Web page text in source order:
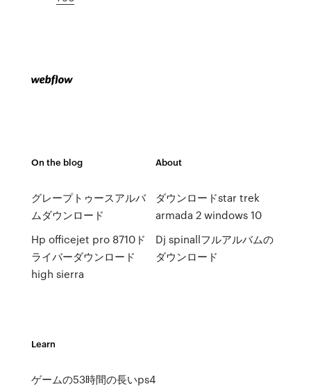
On the blog
グレープトゥースアルバ
ムダウンロード
Hp officejet pro 8710ド
ライバーダウンロード
high sierra
About
ダウンロードstar trek
armada 2 windows 10
Dj spinallフルアルバムの
ダウンロード
Learn
ゲームの53時間の長いps4